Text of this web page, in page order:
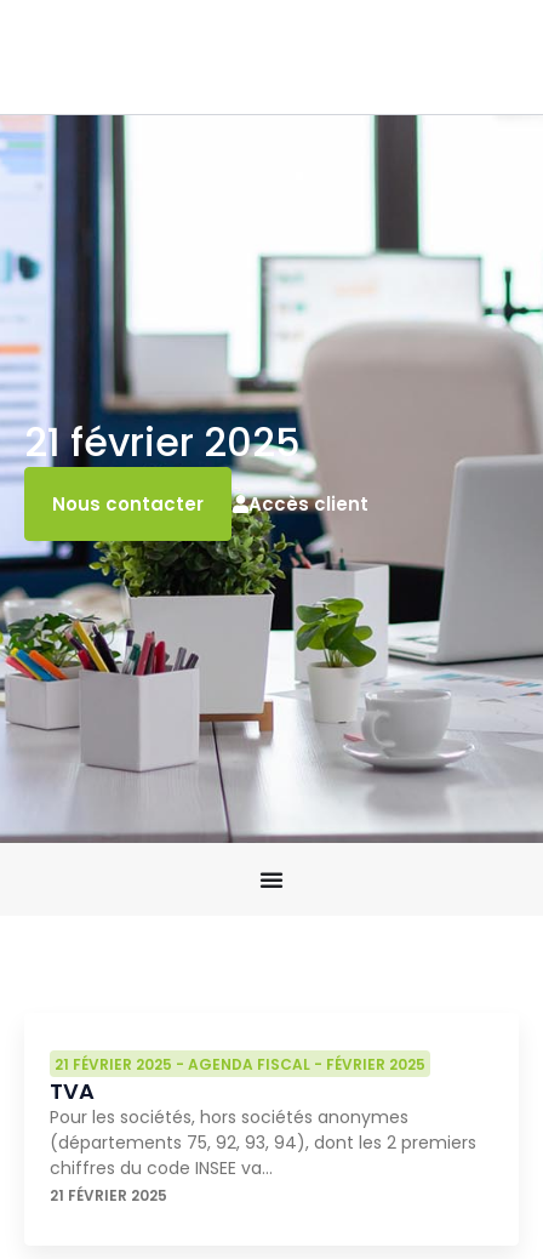
21 février 2025
Nous contacter Accès client
21 FÉVRIER 2025 - AGENDA FISCAL - FÉVRIER 2025
TVA
Pour les sociétés, hors sociétés anonymes
(départements 75, 92, 93, 94), dont les 2 premiers
chiffres du code INSEE va…
21 FÉVRIER 2025